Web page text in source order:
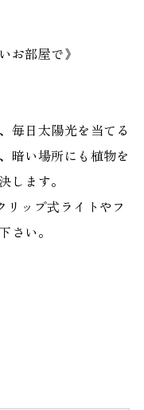
お部屋で》
毎日太陽光を当てる
暗い場所にも植物を
します。
ップ式ライトやフ
さい。